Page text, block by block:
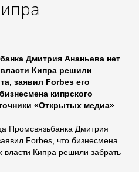
Дмитрия Ананьева нет
Кипра решили
заявил Forbes его
кипрского
«Открытых медиа»
Промсвязьбанка Дмитрия
Forbes, что бизнесмена
власти Кипра решили забрать